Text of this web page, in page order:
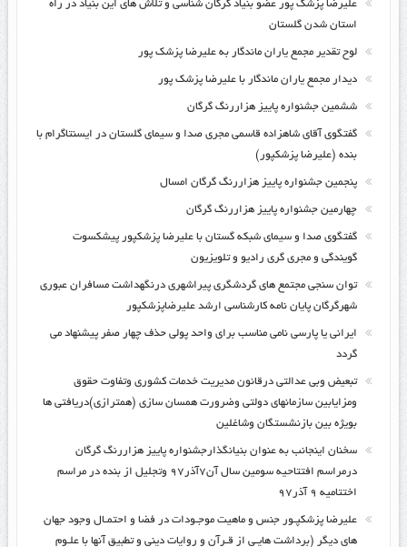
علیرضا پزشک پور عضو بنیاد گرگان شناسی و تلاش های این بنیاد در راه
استان شدن گلستان
لوح تقدیر مجمع یاران ماندگار به علیرضا پزشک پور
دیدار مجمع یاران ماندگار با علیرضا پزشک پور
ششمین جشنواره پاییز هزاررنگ گرگان
گفتگوی آقای شاهزاده قاسمی مجری صدا و سیمای گلستان در ایسنتاگرام با
بنده (علیرضا پزشکپور)
پنجمین جشنواره پاییز هزاررنگ گرگان امسال
چهارمین جشنواره پاییز هزاررنگ گرگان
گفتگوی صدا و سیمای شبکه گستان با علیرضا پزشکپور پیشکسوت
گویندگی و مجری گری رادیو و تلویزیون
توان سنجی مجتمع های گردشگری پیراشهری درنگهداشت مسافران عبوری
شهرگرگان پایان نامه کارشناسی ارشد علیرضاپزشکپور
ایرانی یا پارسی نامی مناسب برای واحد پولی حذف چهار صفر پیشنهاد می
گردد
تبعیض وبی عدالتی درقانون مدیریت خدمات کشوری وتفاوت حقوق
ومزایابین سازمانهای دولتی وضرورت همسان سازی (همترازی)دریافتی ها
بویژه بین بازنشستگان وشاغلین
سخنان اینجانب به عنوان بنیانگذارجشنواره پاییز هزاررنگ گرگان
درمراسم افتتاحیه سومین سال آن۷آذر۹۷ وتجلیل از بنده در مراسم
اختتامیه ۹ آذر۹۷
علیرضا پزشکپـور جنس و ماهیت موجـودات در فضا و احتمـال وجود جهان
های دیگر (برداشت هایـی از قـرآن و روایات دینی و تطبیق آنها با علـوم